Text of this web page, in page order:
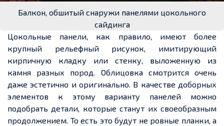
Балкон, обшитый снаружи панелями цокольного
сайдинга
Цокольные панели, как правило, имеют более
крупный рельефный рисунок, имитирующий
кирпичную кладку или стенку, выложенную из
камня разных пород. Облицовка смотрится очень
даже эстетично и оригинально. В качестве доборных
элементов к этому варианту панелей можно
подобрать детали, которые станут их своеобразным
продолжением. То есть это будут не ровные планки, а